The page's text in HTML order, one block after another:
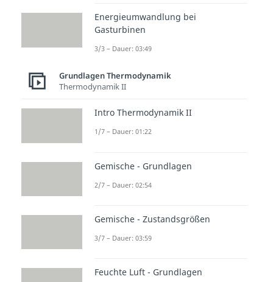
erhaltene Gleichung, können wir
damit die Entropieänderung
Fassenwir kurzzusammen
wir gelernt haben. Bei der
bleibt dasVolumen
Daher ist die
nurWärmeenergietransportiert
undkeine
verrichtet. Außerdem können wir
Energieumwandlung bei
Gasturbinen
3/3 – Dauer: 03:49
Grundlagen Thermodynamik
Thermodynamik II
Intro Thermodynamik II
1/7 – Dauer: 01:22
Gemische - Grundlagen
2/7 – Dauer: 02:54
Gemische - Zustandsgrößen
3/7 – Dauer: 03:59
Feuchte Luft - Grundlagen